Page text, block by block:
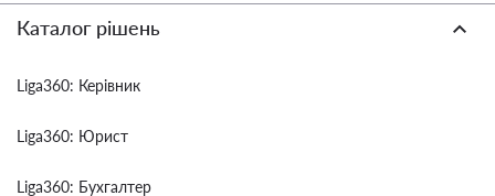
Каталог рішень
Liga360: Керівник
Liga360: Юрист
Liga360: Бухгалтер